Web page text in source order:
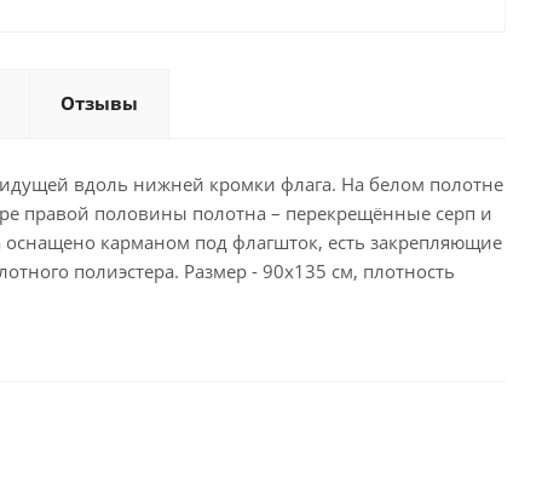
Отзывы
вдоль нижней кромки флага. На белом полотне
правой половины полотна – перекрещённые серп и
оснащено карманом под флагшток, есть закрепляющие
полиэстера. Размер - 90х135 см, плотность